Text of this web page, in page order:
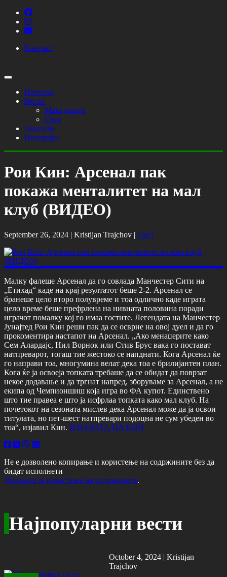
Контакт
Почетна
Вести
Македонија
Свет
Анализи
Интервјуа
Рои Кин: Арсенал пак
покажа менталитет на мал
клуб (ВИДЕО)
September 26, 2024 | Kristijan Trajchov | Свет
Малку фалеше Арсенал да го совлада Манчестер Сити на
„Етихад“ каде на крај резултатот беше 2-2. Арсенал се
бранеше цело второ полувреме и тоа одлично каде играта
цело време беше префрлена на нивната половина поради
играчот помалку кој го имаа гостите. Легендата на Манчестер
Јунајтед Рои Кин реши пак да се осврне на овој дуел и да го
прокоментира настапот на Арсенал. „Ако менаџерите како
Сем Алардајс, Нил Ворнок или Стив Брус вака го постават
натпреварот, тогаш тие жестоко се напднати. Кога Арсенал ќе
го направи тоа, многумина велат дека тоа е брилијантен план.
Кога ќе ја освоеја топката требаше да се обидат да поврзат
некое додавање и да тргнат напред, зборуваме за Арсенал, а не
екипа од Чемпионшиш која игра во ФА купот. Единствено
што тие правеа е што ја исфрлаа топката како мал клуб. На
почетокот на сезоната мислев дека Арсенал може да ја освои
титулата, но пет-шест натпревари подоцна не сум убеден во
тоа“, изјавил Кин. ИЗЈАВАТА НА КИН
Не е дозволено копирање и користење на содржините без да
бидат исполнети
Условите за користење на содржините.
Најпопуларни вести
October 4, 2024 |Kristijan
Trajchov